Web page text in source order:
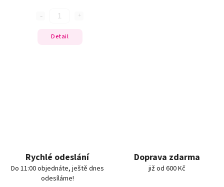
Detail
Rychlé odeslání
Do 11:00 objednáte, ještě dnes
odesíláme!
Doprava zdarma
již od 600 Kč